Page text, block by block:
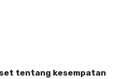
tentang kesempatan